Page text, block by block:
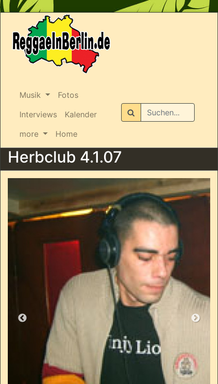
Musik
Fotos
Interviews
Kalender
more
Home
Suchen
Herbclub 4.1.07